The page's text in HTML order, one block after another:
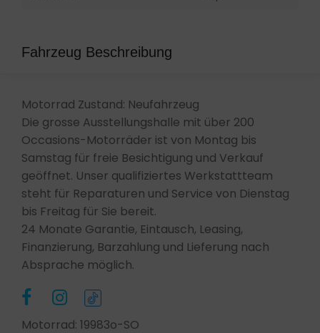
Fahrzeug Beschreibung
Motorrad Zustand: Neufahrzeug
Die grosse Ausstellungshalle mit über 200
Occasions-Motorräder ist von Montag bis
Samstag für freie Besichtigung und Verkauf
geöffnet. Unser qualifiziertes Werkstattteam
steht für Reparaturen und Service von Dienstag
bis Freitag für Sie bereit.
24 Monate Garantie, Eintausch, Leasing,
Finanzierung, Barzahlung und Lieferung nach
Absprache möglich.
Motorrad: 19983o-SO